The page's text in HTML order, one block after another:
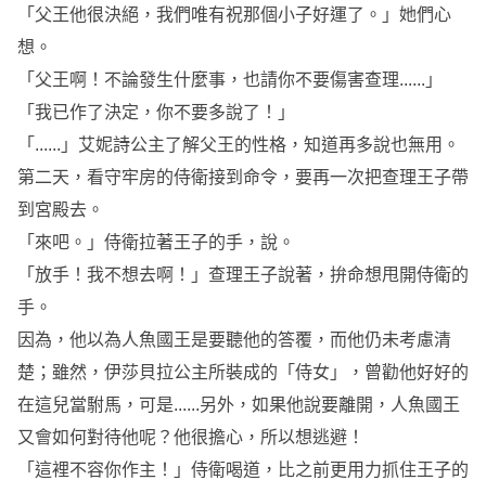
「父王他很決絕，我們唯有祝那個小子好運了。」她們心
想。
「父王啊！不論發生什麼事，也請你不要傷害查理......」
「我已作了決定，你不要多說了！」
「......」艾妮詩公主了解父王的性格，知道再多說也無用。
第二天，看守牢房的侍衛接到命令，要再一次把查理王子帶
到宮殿去。
「來吧。」侍衛拉著王子的手，說。
「放手！我不想去啊！」查理王子說著，拚命想甩開侍衛的
手。
因為，他以為人魚國王是要聽他的答覆，而他仍未考慮清
楚；雖然，伊莎貝拉公主所裝成的「侍女」，曾勸他好好的
在這兒當駙馬，可是......另外，如果他說要離開，人魚國王
又會如何對待他呢？他很擔心，所以想逃避！
「這裡不容你作主！」侍衛喝道，比之前更用力抓住王子的